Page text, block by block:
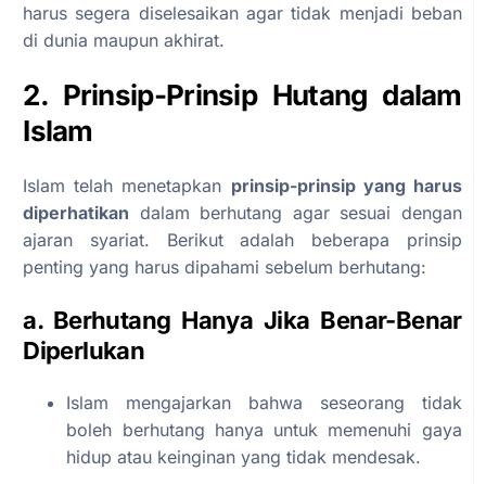
harus segera diselesaikan agar tidak menjadi beban
di dunia maupun akhirat.
2. Prinsip-Prinsip Hutang dalam
Islam
Islam telah menetapkan prinsip-prinsip yang harus
diperhatikan dalam berhutang agar sesuai dengan
ajaran syariat. Berikut adalah beberapa prinsip
penting yang harus dipahami sebelum berhutang:
a. Berhutang Hanya Jika Benar-Benar
Diperlukan
Islam mengajarkan bahwa seseorang tidak
boleh berhutang hanya untuk memenuhi gaya
hidup atau keinginan yang tidak mendesak.